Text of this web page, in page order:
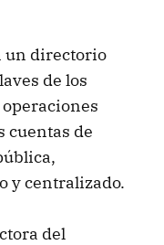
un directorio
de los
cuentas de
y centralizado.
del